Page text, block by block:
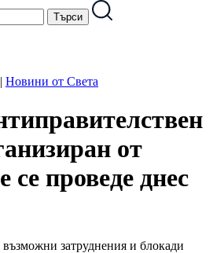
| Новини от Света
от
се проведе днес
затруднения и блокади